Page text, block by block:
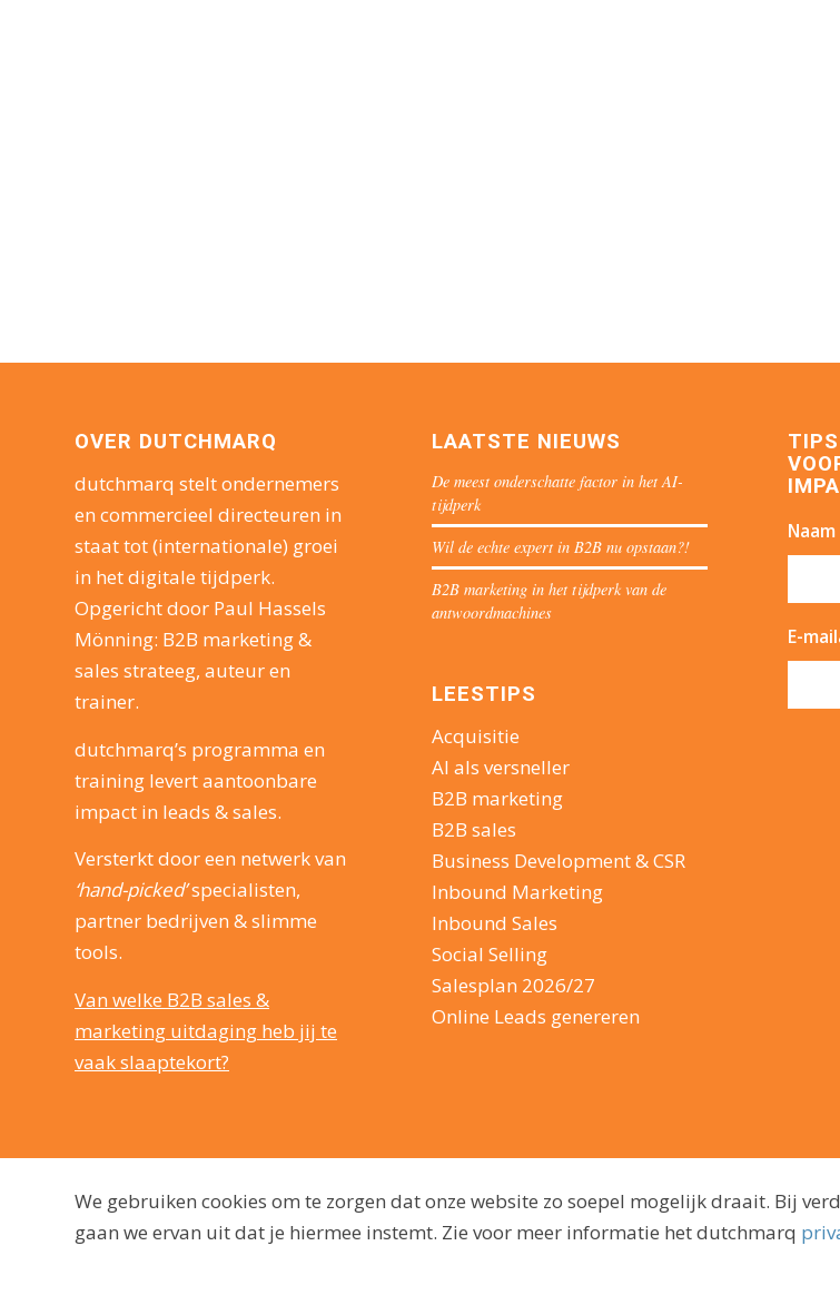
OVER DUTCHMARQ
dutchmarq stelt ondernemers
en commercieel directeuren in
staat tot (internationale) groei
in het digitale tijdperk.
Opgericht door Paul Hassels
Mönning: B2B marketing &
sales strateeg, auteur en
trainer.
dutchmarq’s programma en
training levert aantoonbare
impact in leads & sales.
Versterkt door een netwerk van
‘hand-picked’specialisten,
partner bedrijven & slimme
tools.
Van welke B2B sales &
marketing uitdaging heb jij te
vaak slaaptekort?
LAATSTE NIEUWS
De meest onderschatte factor in het AI-
tijdperk
Wil de echte expert in B2B nu opstaan?!
B2B marketing in het tijdperk van de
antwoordmachines
LEESTIPS
Acquisitie
AI als versneller
B2B marketing
B2B sales
Business Development & CSR
Inbound Marketing
Inbound Sales
Social Selling
Salesplan 2026/27
Online Leads genereren
Naam
E-
We gebruiken cookies om te zorgen dat onze website zo soepel mogelijk draait. Bij
gaan we ervan uit dat je hiermee instemt. Zie voor meer informatie het dutchmarq